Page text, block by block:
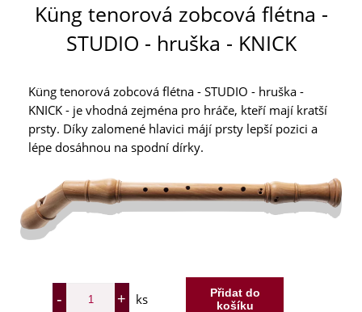
Küng tenorová zobcová flétna -
STUDIO - hruška - KNICK
Küng tenorová zobcová flétna - STUDIO - hruška -
KNICK - je vhodná zejména pro hráče, kteří mají kratší
prsty. Díky zalomené hlavici májí prsty lepší pozici a
lépe dosáhnou na spodní dírky.
ks